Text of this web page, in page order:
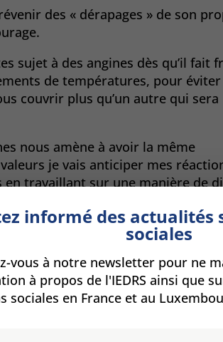
des « dérapages » de son
sujet à des angines dès qu’il fait
de températures, pour
couvrir plus qu’un autre qui sera
nous amène à avoir la même
je vais anticiper mes
en travaillant sur une manière de
sincérité sans agressivité.
les différents
et à faire de nos
individualisé sur
et de l’organisation personnelle
nos relations personnelles et
informé des actualités
sociales
vous à notre newsletter pour ne
à propos de l'IEDRS ainsi que
sociales en France et au